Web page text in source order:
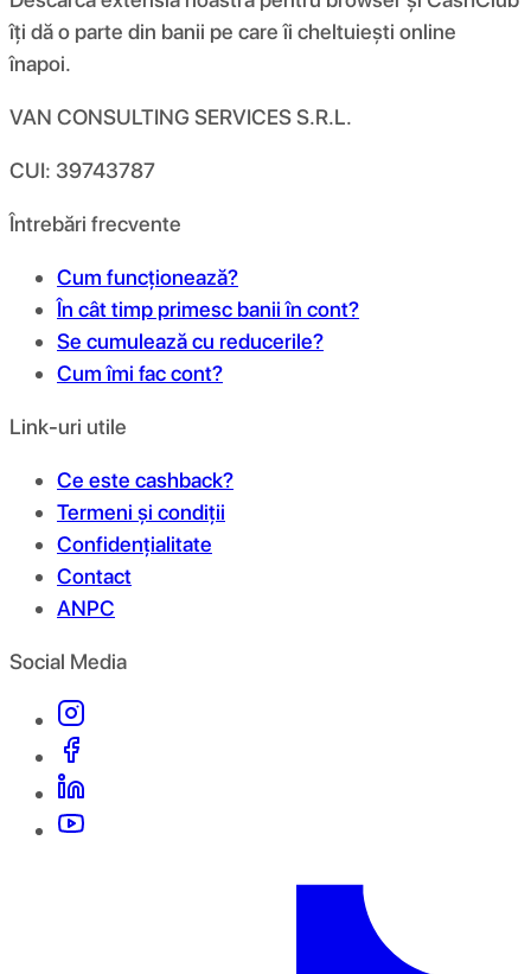
îți dă o parte din banii pe care îi cheltuiești online
înapoi.
VAN CONSULTING SERVICES S.R.L.
CUI: 39743787
Întrebări frecvente
Cum funcționează?
În cât timp primesc banii în cont?
Se cumulează cu reducerile?
Cum îmi fac cont?
Link-uri utile
Ce este cashback?
Termeni și condiții
Confidențialitate
Contact
ANPC
Social Media